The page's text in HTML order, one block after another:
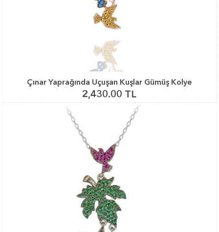
Çınar Yaprağında Uçuşan Kuşlar Gümüş Kolye
2,430.00 TL